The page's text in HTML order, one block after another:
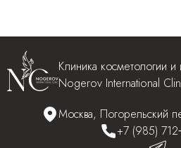
Клиника косметологии
Nogerov International
Москва, Погорельский
+7 (985)